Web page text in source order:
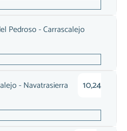
Pedroso - Carrascalejo
- Navatrasierra 10,24